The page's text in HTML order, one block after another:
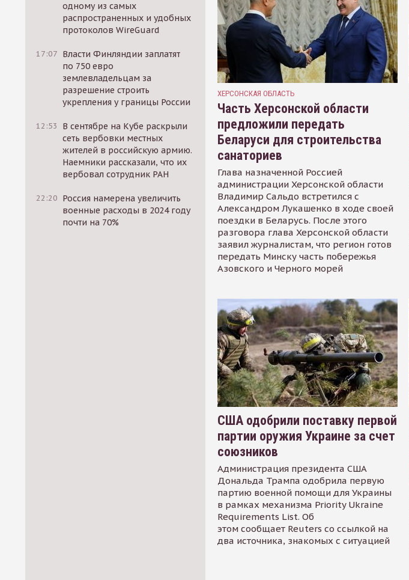
одному из самых
распространенных и удобных
протоколов WireGuard
17:07 Власти Финляндии заплатят
по 750 евро
землевладельцам за
разрешение строить
укрепления у границы России
12:53
В сентябре на Кубе раскрыли
сеть вербовки местных
жителей в российскую армию.
Наемники рассказали, что их
вербовал сотрудник РАН
22:20 Россия намерена увеличить
военные расходы в 2024 году
почти на 70%
ХЕРСОНСКАЯ ОБЛАСТЬ
Часть Херсонской области
предложили передать
Беларуси для строительства
санаториев
Глава назначенной Россией
администрации Херсонской области
Владимир Сальдо встретился с
Александром Лукашенко в ходе своей
поездки в Беларусь. После этого
разговора глава Херсонской области
заявил журналистам, что регион готов
передать Минску часть побережья
Азовского и Черного морей
США одобрили поставку первой
партии оружия Украине за счет
союзников
Администрация президента США
Дональда Трампа одобрила первую
партию военной помощи для Украины
в рамках механизма Priority Ukraine
Requirements List. Об
этом сообщает Reuters со ссылкой на
два источника, знакомых с ситуацией